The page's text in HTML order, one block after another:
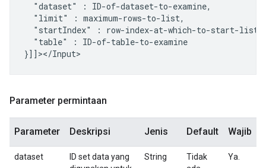
"dataset"
:
"limit"
:
"startIndex"
:
"table"
:
ID-of-table-to-examine
Parameter permintaan
Parameter Deskripsi Jenis Default Wajib
dataset
ID set data yang
String
Tidak
Ya.